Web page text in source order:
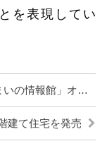
を表現してい
報館」オープン
建て住宅を発売